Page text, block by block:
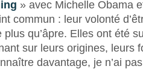
» avec Michelle Obama
commun : leur volonté
qu’âpre. Elles ont été
sur leurs origines, leurs
davantage, je n’ai